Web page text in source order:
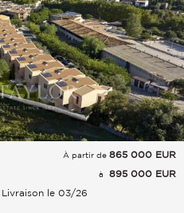
À partir de 865 000 EUR
à
895 000 EUR
Livraison le 03/26